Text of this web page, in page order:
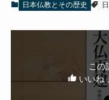
日本仏教とその歴史
この
いいね